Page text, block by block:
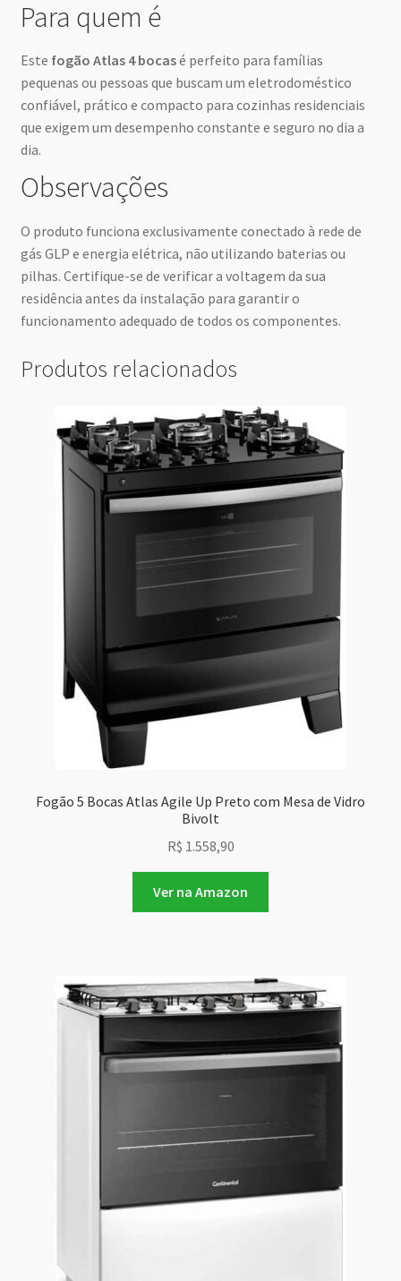
Para quem é
Este fogão Atlas 4 bocasé perfeito para famílias
pequenas ou pessoas que buscam um eletrodoméstico
confiável, prático e compacto para cozinhas residenciais
que exigem um desempenho constante e seguro no dia a
dia.
Observações
O produto funciona exclusivamente conectado à rede de
gás GLP e energia elétrica, não utilizando baterias ou
pilhas. Certifique-se de verificar a voltagem da sua
residência antes da instalação para garantir o
funcionamento adequado de todos os componentes.
Produtos relacionados
Fogão 5 Bocas Atlas Agile Up Preto com Mesa de Vidro
Bivolt
R$ 1.558,90
Ver na Amazon